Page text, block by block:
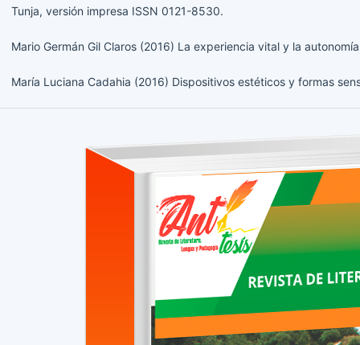
Tunja, versión impresa ISSN 0121-8530.
Mario Germán Gil Claros (2016) La experiencia vital y la
María Luciana Cadahia (2016) Dispositivos estéticos y formas